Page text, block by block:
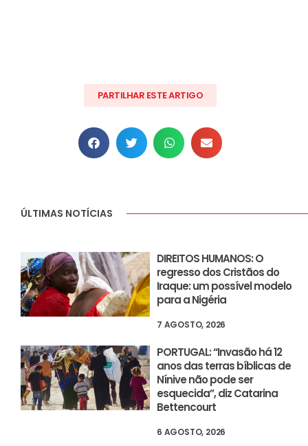
PARTILHAR ESTE ARTIGO
ÚLTIMAS NOTÍCIAS
DIREITOS HUMANOS: O
regresso dos Cristãos do
Iraque: um possível modelo
para a Nigéria
7 AGOSTO, 2026
PORTUGAL: “Invasão há 12
anos das terras bíblicas de
Nínive não pode ser
esquecida”, diz Catarina
Bettencourt
6 AGOSTO, 2026